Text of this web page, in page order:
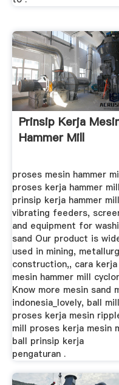
Prinsip Kerja
Hammer Mill
proses mesin hammer
proses kerja hammer
prinsip kerja hammer
vibrating feeders,
and equipment for
sand Our product is
used in mining,
construction,, cara kerja
mesin hammer mill
Know more mesin sand
indonesia_lovely, ball mill
proses kerja mesin
mill proses kerja mesin
ball prinsip kerja
pengaturan .